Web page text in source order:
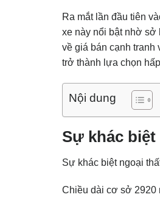
Ra mắt lần đầu tiên
xe này nổi bật nhờ sở
về giá bán cạnh tranh
trở thành lựa chọn
Nội dung
Sự khác biệt
Sự khác biệt ngoại
Chiều dài cơ sở 2920